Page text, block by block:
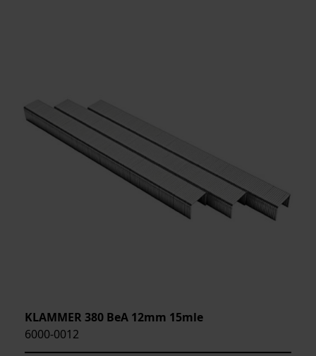
KLAMMER 380 BeA 12mm 15mle
6000-0012